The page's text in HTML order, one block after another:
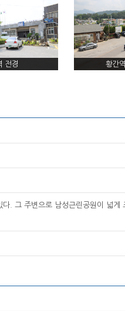
전경 황간
. 그 주변으로 남성근린공원이 넓게